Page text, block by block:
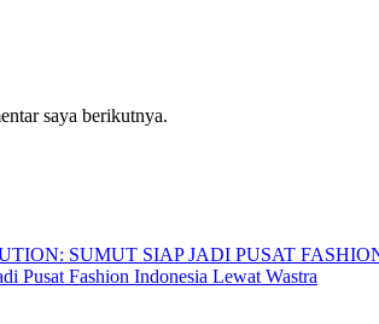
saya berikutnya.
Pusat Fashion Indonesia Lewat Wastra